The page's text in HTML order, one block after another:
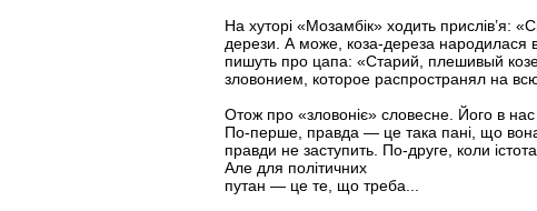
На хуторі «Мозамбік» ходить прислів’я:
дерези. А може, коза-дереза народилася
пишуть про цапа: «Старий, плешивый
зловонием, которое распространял на
Отож про «зловоніє» словесне. Його в
По-перше, правда — це така пані, що вона
правди не заступить. По-друге, коли
Але для політичних
путан — це те, що треба...